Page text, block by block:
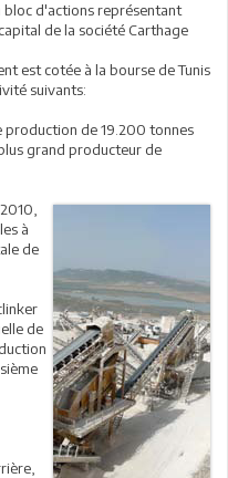
bloc d'actions représentant
de la société Carthage
est cotée à la bourse de Tunis
suivants:
production de 19.200 tonnes
grand producteur de
à
de
de